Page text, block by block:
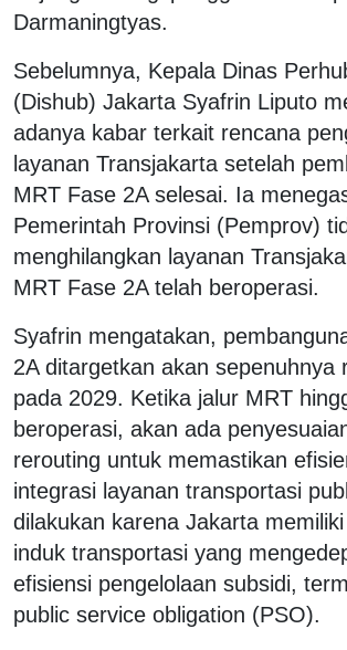
Darmaningtyas.
Sebelumnya, Kepala Dinas
(Dishub) Jakarta Syafrin Liputo
adanya kabar terkait rencana
layanan Transjakarta setelah
MRT Fase 2A selesai. Ia
Pemerintah Provinsi (Pemprov)
menghilangkan layanan
MRT Fase 2A telah beroperasi.
Syafrin mengatakan,
2A ditargetkan akan sepenuhnya
pada 2029. Ketika jalur MRT
beroperasi, akan ada
rerouting untuk memastikan
integrasi layanan transportasi
dilakukan karena Jakarta
induk transportasi yang
efisiensi pengelolaan subsidi,
public service obligation (PSO).